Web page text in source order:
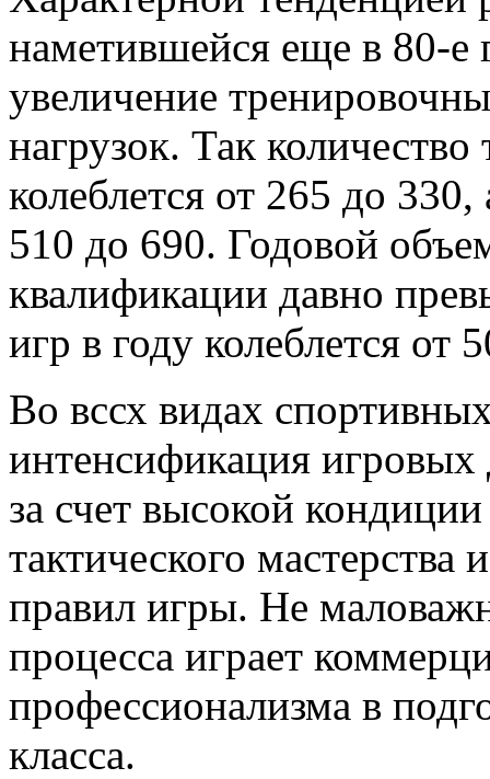
наметившейся еще в 80-е
увеличение
нагрузок. Так
колеблется от 265 до
510 до 690. Годовой
квалификации давно
игр в году колеблется от
Во вссх видах
интенсификация игровых
за счет высокой
тактического мастерства
правил игры. Не
процесса играет
профессионализма в
класса.